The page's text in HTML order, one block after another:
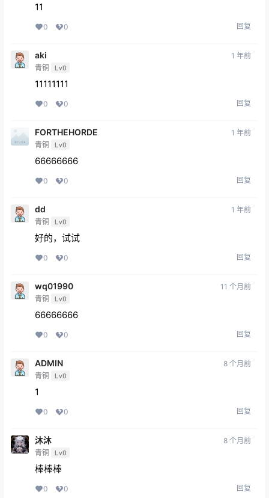
11
0 0 回复
aki
青铜 Lv0
1 年前
11111111
0 0 回复
FORTHEHORDE
青铜 Lv0
1 年前
66666666
0 0 回复
dd
青铜 Lv0
1 年前
好的，试试
0 0 回复
wq01990
青铜 Lv0
11 个月前
66666666
0 0 回复
ADMIN
青铜 Lv0
8 个月前
1
0 0 回复
沐沐
青铜 Lv0
8 个月前
棒棒棒
0 0 回复